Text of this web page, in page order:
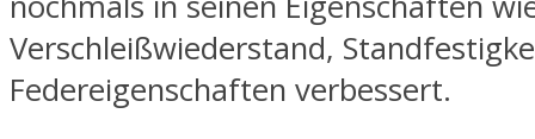
Verschleißwiederstand,
Federeigenschaften verbessert.